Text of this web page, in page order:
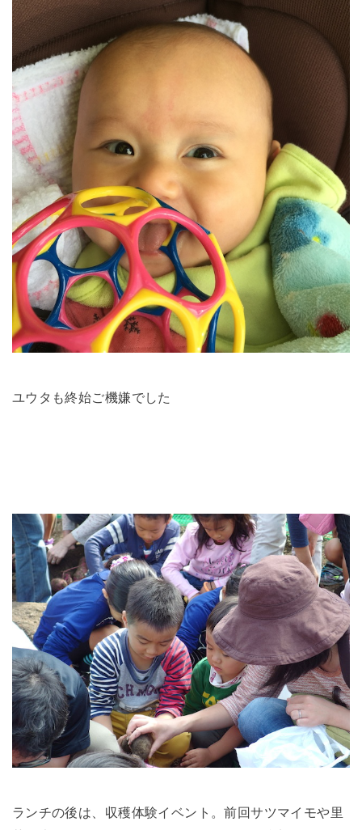
ユウタも終始ご機嫌でした
ランチの後は、収穫体験イベント。前回サツマイモや里